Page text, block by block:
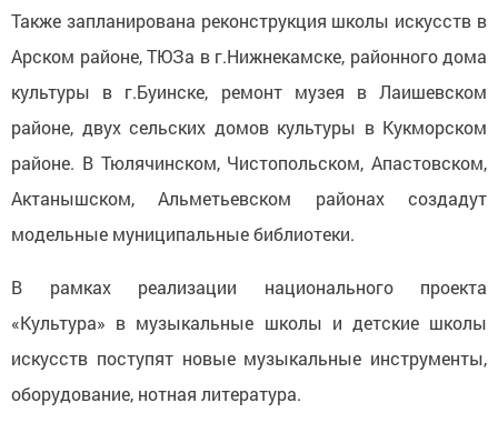
Также запланирована реконструкция школы искусств в
Арском районе, ТЮЗа в г.Нижнекамске, районного дома
культуры в г.Буинске, ремонт музея в Лаишевском
районе, двух сельских домов культуры в Кукморском
районе. В Тюлячинском, Чистопольском, Апастовском,
Актанышском, Альметьевском районах создадут
модельные муниципальные библиотеки.
В рамках реализации национального проекта
«Культура» в музыкальные школы и детские школы
искусств поступят новые музыкальные инструменты,
оборудование, нотная литература.